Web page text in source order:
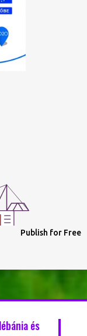
Publish for Free
és